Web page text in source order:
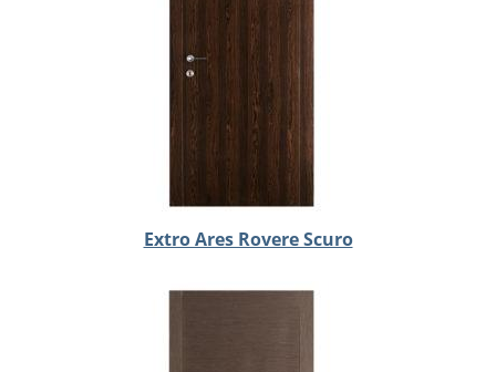
Extro Ares Rovere Scuro